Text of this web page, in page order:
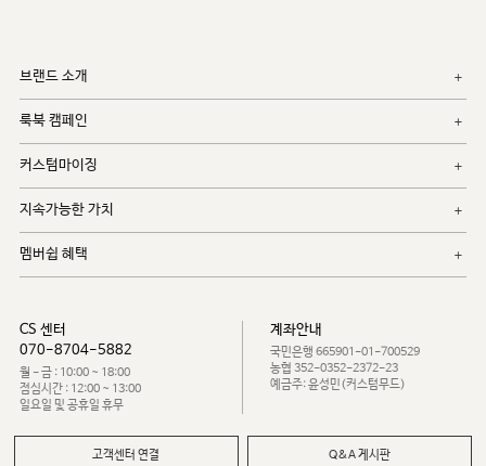
브랜드 소개
룩북 캠페인
커스텀마이징
지속가능한 가치
멤버쉽 혜택
CS 센터
070-8704-5882
월 - 금 : 10:00 ~ 18:00
점심시간 : 12:00 ~ 13:00
일요일 및 공휴일 휴무
계좌안내
국민은행 665901-01-700529
농협 352-0352-2372-23
예금주: 윤성민(커스텀무드)
고객센터 연결 Q&A 게시판